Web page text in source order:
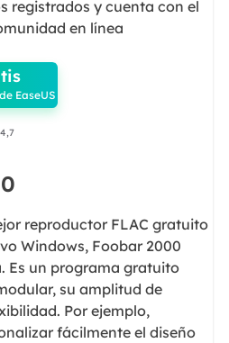
registrados y cuenta con el
en línea
EaseUS
reproductor FLAC gratuito
Windows, Foobar 2000
Es un programa gratuito
su amplitud de
Por ejemplo,
fácilmente el diseño